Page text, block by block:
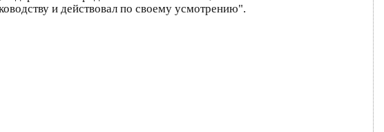
и действовал по своему усмотрению".